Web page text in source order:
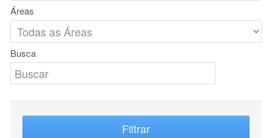
Áreas
Busca
Filtrar